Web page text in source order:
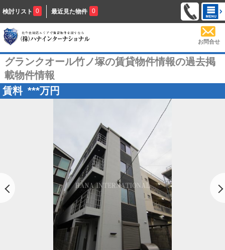
検討リスト 0 最近見た物件 0
お問合せ
グランクオール竹ノ塚の賃貸物件情報の過去掲
載物件情報
賃料 ***万円